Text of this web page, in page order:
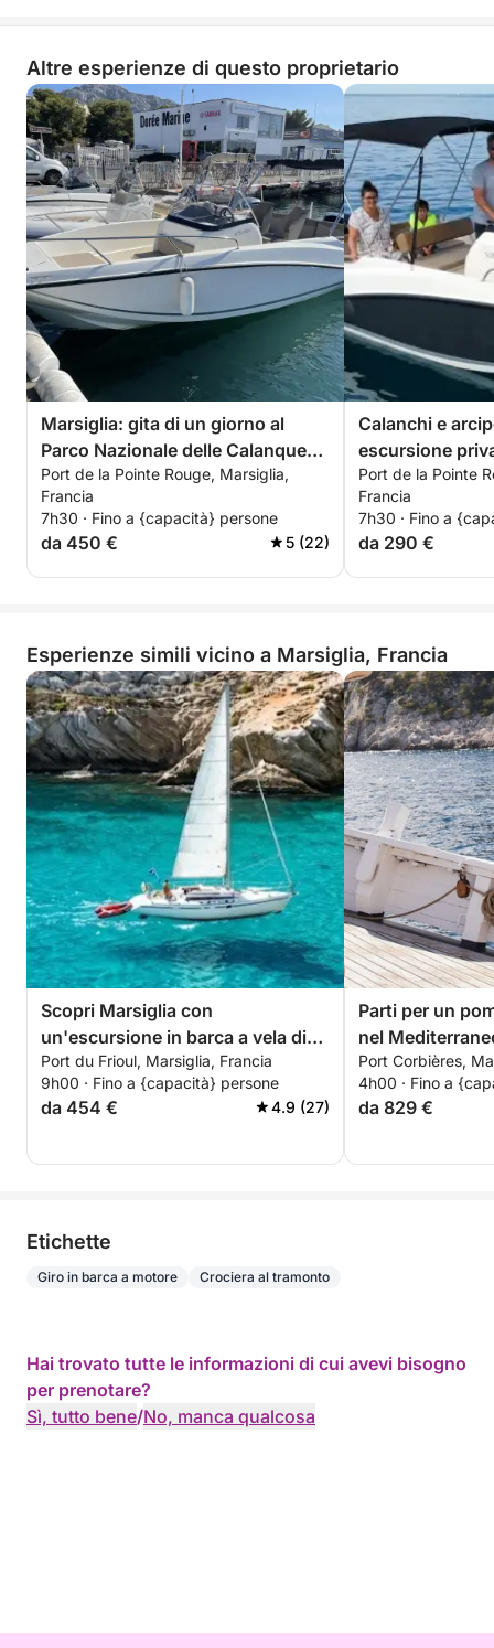
Altre esperienze di questo proprietario
Marsiglia: gita di un giorno al
Parco Nazionale delle Calanques
e alle Isole Frioul
Port de la Pointe Rouge, Marsiglia,
Francia
7h30 · Fino a {capacità} persone
da 450 € 5 (22)
Calanchi e
escursione
Port de la Pointe
Francia
7h30 · Fino a
da 290 €
Esperienze simili vicino a Marsiglia, Francia
Scopri Marsiglia con
un'escursione in barca a vela di
un'intera giornata.
Port du Frioul, Marsiglia, Francia
9h00 · Fino a {capacità} persone
da 454 € 4.9 (27)
Parti per un
nel
Port Corbières,
4h00 · Fino a
da 829 €
Etichette
Giro in barca a motore Crociera al tramonto
Hai trovato tutte le informazioni di cui avevi bisogno
per prenotare?
Sì, tutto bene/No, manca qualcosa